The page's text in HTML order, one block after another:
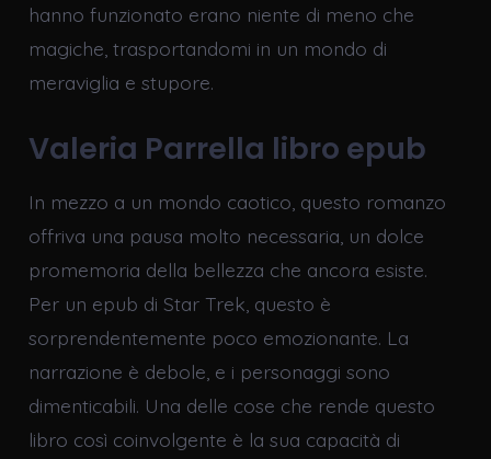
hanno funzionato erano niente di meno che
magiche, trasportandomi in un mondo di
meraviglia e stupore.
Valeria Parrella libro epub
In mezzo a un mondo caotico, questo romanzo
offriva una pausa molto necessaria, un dolce
promemoria della bellezza che ancora esiste.
Per un epub di Star Trek, questo è
sorprendentemente poco emozionante. La
narrazione è debole, e i personaggi sono
dimenticabili. Una delle cose che rende questo
libro così coinvolgente è la sua capacità di